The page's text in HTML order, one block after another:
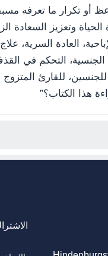
أو تكرار ما تعرفه
وتعزيز السعادة
العادة السرية،
الجنسية، التحكم في
للقارئ
هذا الكتاب؟”